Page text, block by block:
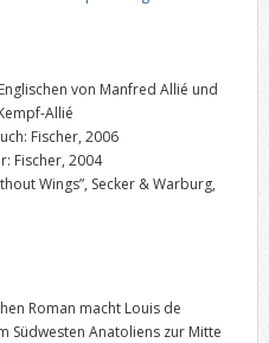
von Manfred Allié und
Allié
Fischer, 2006
Fischer, 2004
Wings”, Secker & Warburg,
Roman macht Louis de
Südwesten Anatoliens zur Mitte